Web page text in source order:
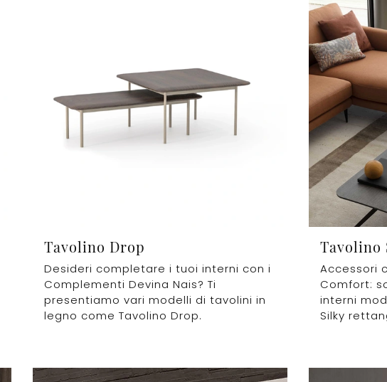
Tavolino Drop
Desideri completare i tuoi interni con i
Complementi Devina Nais? Ti
presentiamo vari modelli di tavolini in
legno come Tavolino Drop.
Tavolino
Accessori
Comfort:
interni
Silky